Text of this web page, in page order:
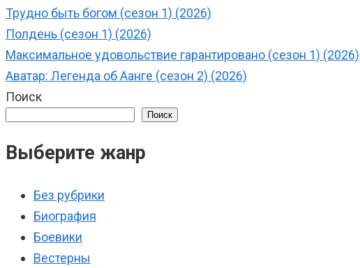
Трудно быть богом (сезон 1) (2026)
Полдень (сезон 1) (2026)
Максимальное удовольствие гарантировано (сезон 1) (2026)
Аватар: Легенда об Аанге (сезон 2) (2026)
Поиск
Поиск
Выберите жанр
Без рубрики
Биография
Боевики
Вестерны